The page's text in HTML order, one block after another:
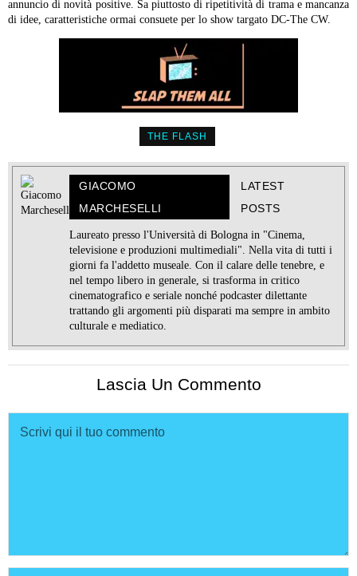
annuncio di novità positive. Sa piuttosto di ripetitività di trama e mancanza
di idee, caratteristiche ormai consuete per lo show targato DC-The CW.
THE FLASH
GIACOMO
MARCHESELLI
LATEST
POSTS
Laureato presso l'Università di Bologna in "Cinema,
televisione e produzioni multimediali". Nella vita di tutti i
giorni fa l'addetto museale. Con il calare delle tenebre, e
nel tempo libero in generale, si trasforma in critico
cinematografico e seriale nonché podcaster dilettante
trattando gli argomenti più disparati ma sempre in ambito
culturale e mediatico.
Lascia Un Commento